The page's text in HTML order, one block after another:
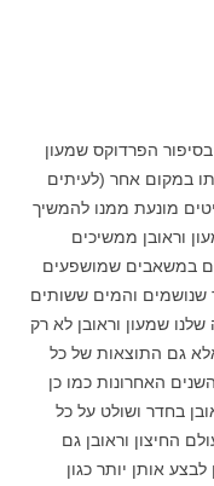
הפרדוקס שמעון
במקום אחר (לעיתים
מונעת ממנו להמשיך
וראובן ממשיכים
במשאבים שמושפעים
שנושמים והמים ששותים
שמעון וראובן לא רק
גם התוצאות של כל
האחרונות כמו כן
בחדר ושולט על כל
החיצון וראובן גם
אותן יותר כגון